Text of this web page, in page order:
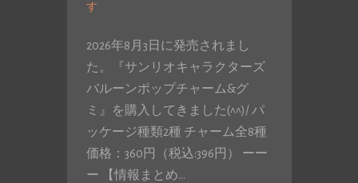
す
2026年8月3日に発売されまし
た。『サンリオキャラクターズ
バルーンポップチャーム&グ
ミ』を購入してきました(^^)/ パ
ッケージ種類2種 チャーム全8種
価格：360円（税込:396円） ーー
ー 【情報まとめ…